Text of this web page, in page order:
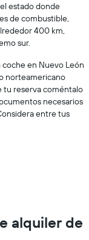
estado donde
de combustible,
400 km,
sur.
en Nuevo León
norteamericano
tu reserva coméntalo
necesarios
entre tus
alquiler de